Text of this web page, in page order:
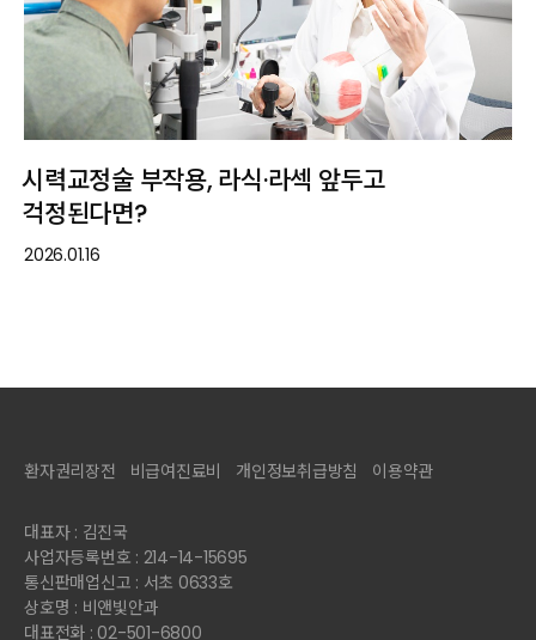
시력교정술 부작용, 라식·라섹 앞두고
걱정된다면?
2026.01.16
환자권리장전 비급여진료비 개인정보취급방침 이용약관
대표자 : 김진국
사업자등록번호 : 214-14-15695
통신판매업신고 : 서초 0633호
상호명 : 비앤빛안과
대표전화 : 02-501-6800